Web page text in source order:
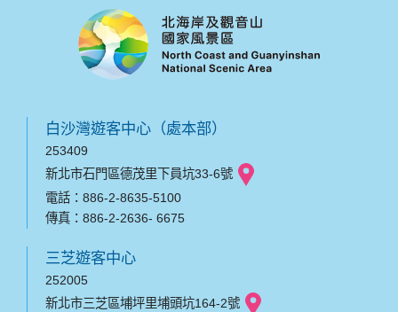
白沙灣遊客中心（處本部）
253409
新北市石門區德茂里下員坑33-6號
電話：886-2-8635-5100
傳真：886-2-2636- 6675
三芝遊客中心
252005
新北市三芝區埔坪里埔頭坑164-2號